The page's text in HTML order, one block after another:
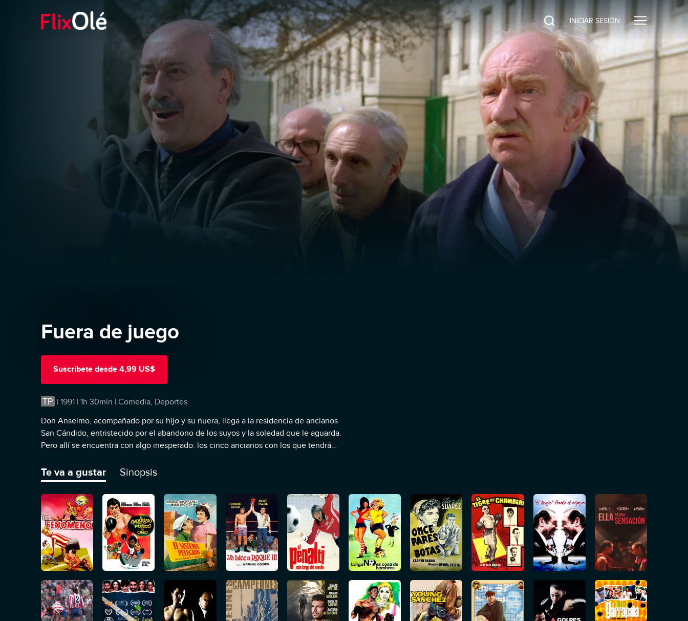
INICIAR SESIÓN
Fuera de juego
Suscríbete desde 4,99 US$
TP | 1991 | 1h 30min | Comedia, Deportes
Don Anselmo, acompañado por su hijo y su nuera, llega a la residencia de ancianos
San Cándido, entristecido por el abandono de los suyos y la soledad que le aguarda.
Pero allí se encuentra con algo inesperado: los cinco ancianos con los que tendrá
Te va a gustar Sinopsis